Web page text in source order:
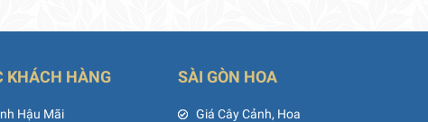
KHÁCH HÀNG
Hậu Mãi
SÀI GÒN HOA
Giá Cây Cảnh, Hoa